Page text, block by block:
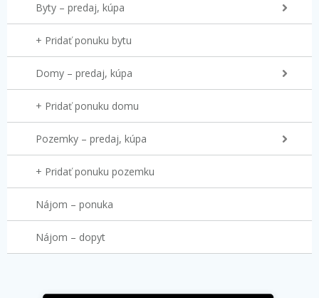
Byty – predaj, kúpa
+ Pridať ponuku bytu
Domy – predaj, kúpa
+ Pridať ponuku domu
Pozemky – predaj, kúpa
+ Pridať ponuku pozemku
Nájom – ponuka
Nájom – dopyt